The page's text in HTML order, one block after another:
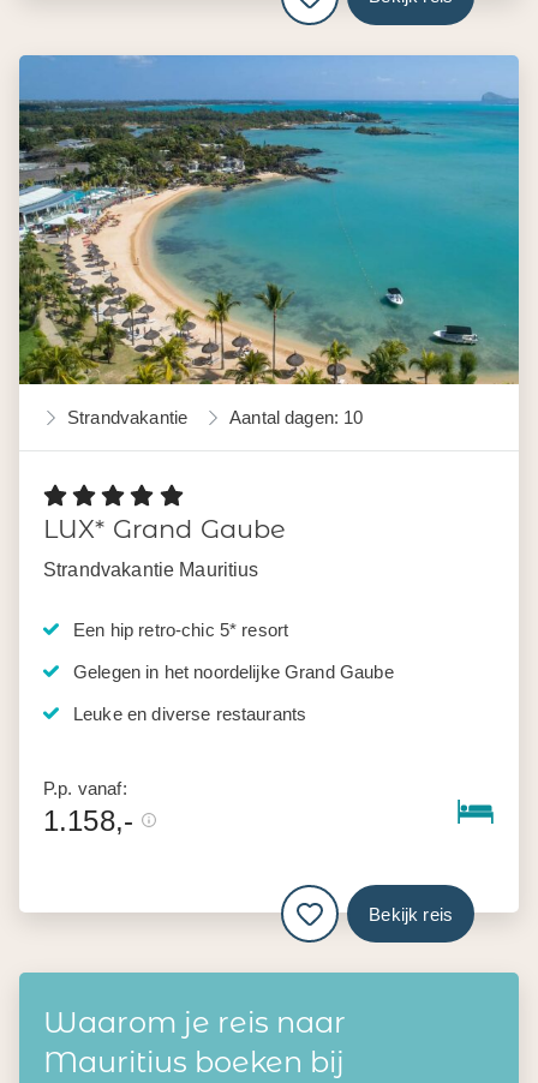
Strandvakantie Aantal dagen: 10
LUX* Grand Gaube
Strandvakantie Mauritius
Een hip retro-chic 5* resort
Gelegen in het noordelijke Grand Gaube
Leuke en diverse restaurants
P.p. vanaf:
1.158,-
Bekijk reis
Waarom je reis naar
Mauritius boeken bij